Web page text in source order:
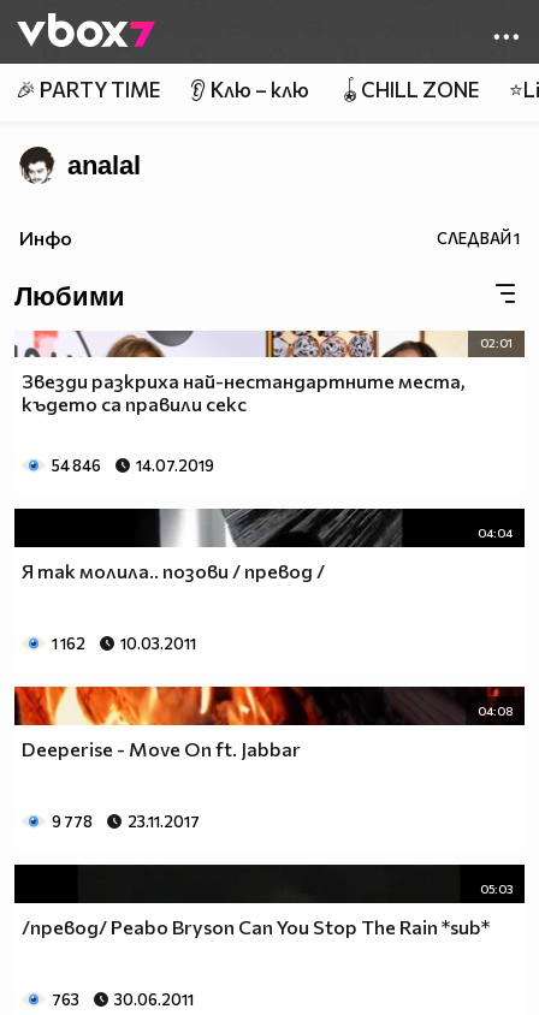
👾
🎉 PARTY TIME 👂 Клю – клю 🪀CHILL ZONE
analal
Инфо СЛЕДВАЙ1
Любими
02:01
Звезди разкриха най-нестандартните места,
където са правили секс
54 846 14.07.2019
04:04
Я так молила.. позови / превод /
1 162 10.03.2011
04:08
Deeperise - Move On ft. Jabbar
9 778 23.11.2017
05:03
/превод/ Peabo Bryson Can You Stop The Rain *sub*
763 30.06.2011